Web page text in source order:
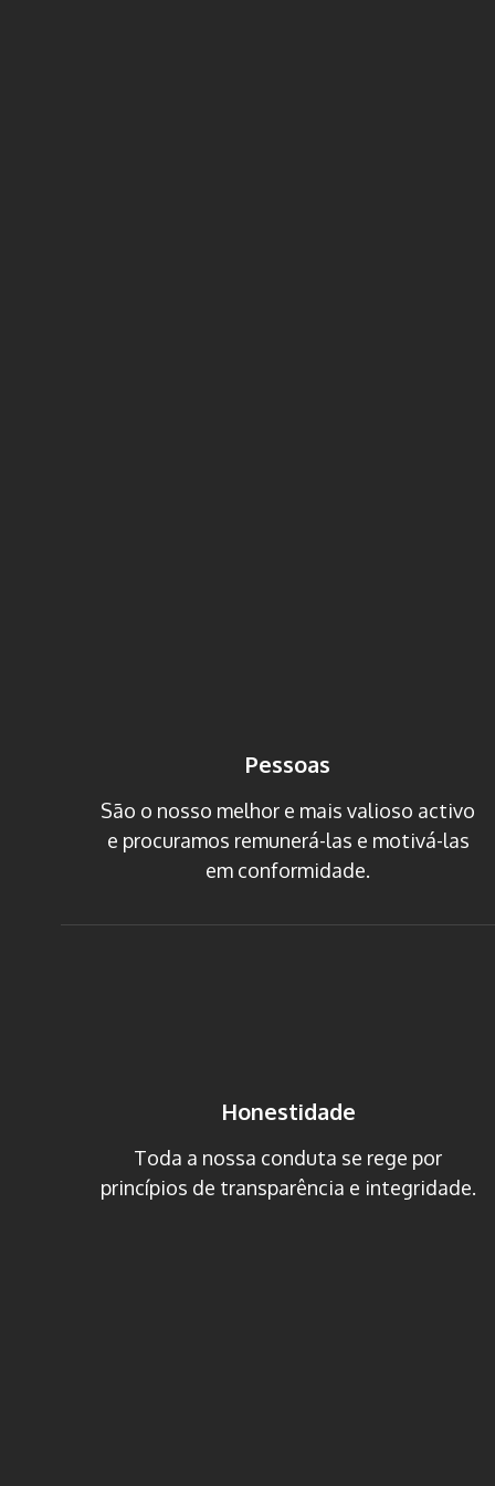
Pessoas
São o nosso melhor e mais valioso activo
e procuramos remunerá-las e motivá-las
em conformidade.
Honestidade
Toda a nossa conduta se rege por
princípios de transparência e integridade.